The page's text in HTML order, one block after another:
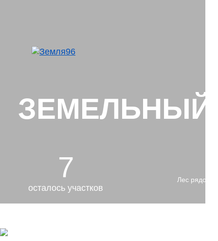
ЗЕМЕЛЬНЫЙ
7
осталось участков
Лес рядом